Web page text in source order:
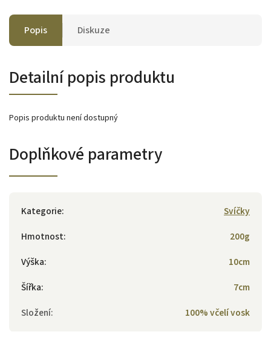
Popis Diskuze
Detailní popis produktu
Popis produktu není dostupný
Doplňkové parametry
Kategorie:
Svíčky
Hmotnost:
200g
Výška:
10cm
Šířka:
7cm
Složení: 100% včelí vosk